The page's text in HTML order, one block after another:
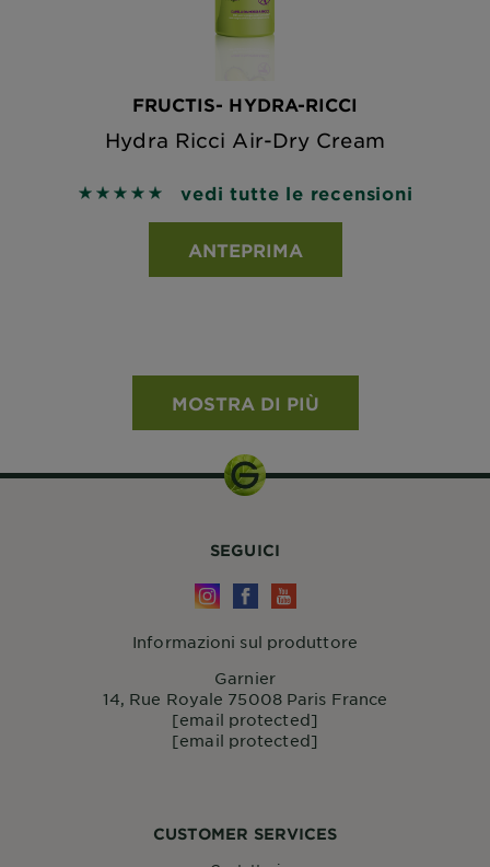
FRUCTIS- HYDRA-RICCI
Hydra Ricci Air-Dry Cream
5 out of 5 stars based on reviews
vedi tutte le recensioni
ANTEPRIMA
MOSTRA DI PIÙ
CUSTOMER SERVICES
SEGUICI
Informazioni sul produttore
Garnier
14, Rue Royale 75008 Paris France
[email protected]
[email protected]